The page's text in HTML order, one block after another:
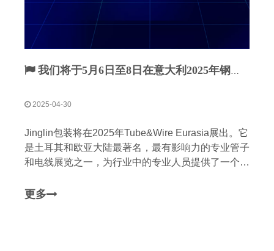
我们将于5月6日至8日在意大利2025年钢铁制造
2025-04-30
Jinglin包装将在2025年Tube&Wire Eurasia展出。它
是土耳其和欧亚大陆最著名，最有影响力的专业管子
和电线展览之一，为行业中的专业人员提供了一个深
6 Hall 669
更多